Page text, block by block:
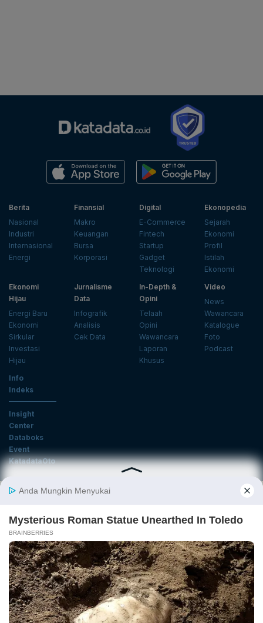
Berita
Nasional
Industri
Internasional
Energi
Finansial
Makro
Keuangan
Bursa
Korporasi
Digital
E-Commerce
Fintech
Startup
Gadget
Teknologi
Ekonopedia
Sejarah
Ekonomi
Profil
Istilah
Ekonomi
Ekonomi
Hijau
Energi Baru
Ekonomi
Sirkular
Investasi
Hijau
Jurnalisme
Data
Infografik
Analisis
Cek Data
In-Depth &
Opini
Telaah
Opini
Wawancara
Laporan
Khusus
Video
News
Wawancara
Katalogue
Foto
Podcast
Info
Indeks
Insight
Center
Databoks
Event
KatadataOto
Langganan Newsletter
Daftar
Ikuti Kami
Tentang Katadata Advertising Karier
Pedoman Media Siber
Kebijakan Privasi
Disclaimer
Hubungi Kami
©2026 Katadata. Hak cipta dilindungi Undang-undang.